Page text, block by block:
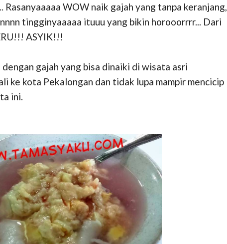
Rasanyaaaaa WOW naik gajah yang tanpa keranjang,
tingginyaaaaa ituuu yang bikin horooorrrr... Dari
ASYIK!!!
gajah yang bisa dinaiki di wisata asri
ke kota Pekalongan dan tidak lupa mampir mencicip
ini.